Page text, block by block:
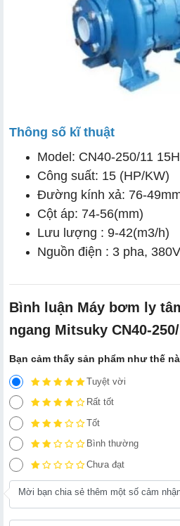
Thông số kĩ thuật
Model: CN40-250/11
Công suất: 15 (HP/KW)
Đường kính xả: 76-
Cột áp: 74-56(mm)
Lưu lượng : 9-42(m3/h)
Nguồn điện : 3 pha,
Bình luận Máy bơm ly
ngang Mitsuky CN40-
Bạn cảm thấy sản phẩm như thế
Tuyệt vời
Rất tốt
Tốt
Bình thường
Chưa đạt